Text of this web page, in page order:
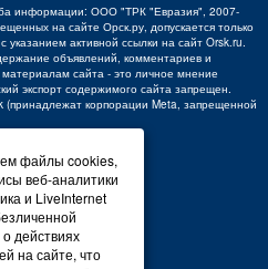
информации: ООО "ТРК "Евразия", 2007-
на сайте Орск.ру, допускается только
активной ссылки на сайт Orsk.ru.
объявлений, комментариев и
сайта - это личное мнение
экспорт содержимого сайта запрещен.
(принадлежат корпорации Meta, запрещенной
файлы cookies,
веб-аналитики
и LiveInternet
действиях
на сайте, что